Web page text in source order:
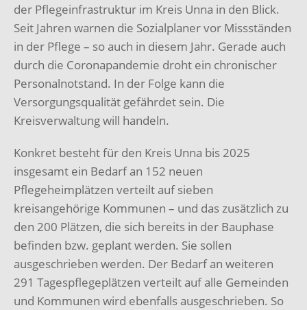
der Pflegeinfrastruktur im Kreis Unna in den Blick.
Seit Jahren warnen die Sozialplaner vor Missständen
in der Pflege – so auch in diesem Jahr. Gerade auch
durch die Coronapandemie droht ein chronischer
Personalnotstand. In der Folge kann die
Versorgungsqualität gefährdet sein. Die
Kreisverwaltung will handeln.
Konkret besteht für den Kreis Unna bis 2025
insgesamt ein Bedarf an 152 neuen
Pflegeheimplätzen verteilt auf sieben
kreisangehörige Kommunen – und das zusätzlich zu
den 200 Plätzen, die sich bereits in der Bauphase
befinden bzw. geplant werden. Sie sollen
ausgeschrieben werden. Der Bedarf an weiteren
291 Tagespflegeplätzen verteilt auf alle Gemeinden
und Kommunen wird ebenfalls ausgeschrieben. So